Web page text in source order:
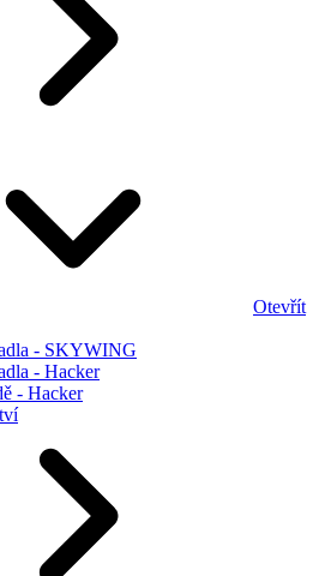
Otevřít
- SKYWING
- Hacker
- Hacker